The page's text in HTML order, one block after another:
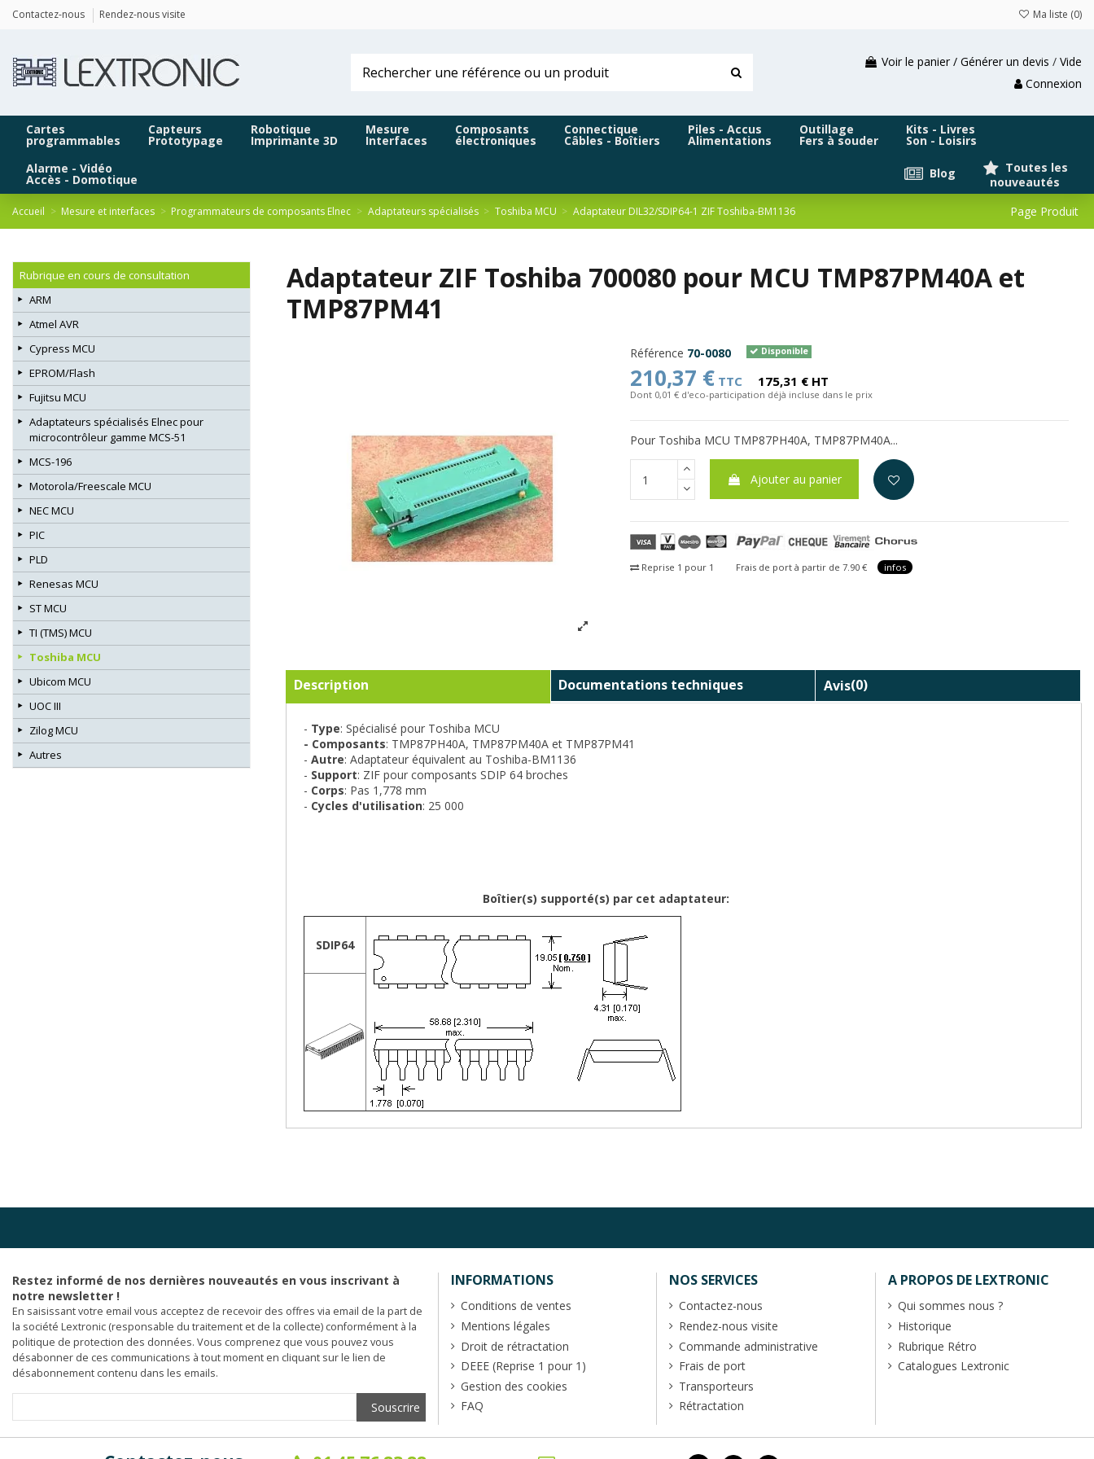
Contactez-nous Rendez-nous visite Ma liste (0)
Voir le panier / Générer un devis / Vide
Connexion
Cartes
programmables
Capteurs
Prototypage
Robotique
Imprimante 3D
Mesure
Interfaces
Composants
électroniques
Connectique
Câbles - Boîtiers
Piles - Accus
Alimentations
Outillage
Fers à souder
Kits - Livres
Son - Loisirs
Alarme - Vidéo
Accès - Domotique
Toutes les
nouveautés
Blog
Accueil Mesure et interfaces Programmateurs de composants Elnec Adaptateurs spécialisés Toshiba MCU Adaptateur DIL32/SDIP64-1 ZIF Toshiba-BM1136 Page Produit
Adaptateur ZIF Toshiba 700080 pour MCU TMP87PM40A et
TMP87PM41
Référence 70-0080 Disponible
210,37 € TTC 175,31 € HT
Dont 0,01 € d'eco-participation déjà incluse dans le prix
Pour Toshiba MCU TMP87PH40A, TMP87PM40A...
Ajouter au panier
Reprise 1 pour 1 Frais de port à partir de 7.90 € infos
Description Documentations techniques Avis(0)
- Type: Spécialisé pour Toshiba MCU
- Composants: TMP87PH40A, TMP87PM40A et TMP87PM41
- Autre: Adaptateur équivalent au Toshiba-BM1136
- Support: ZIF pour composants SDIP 64 broches
- Corps: Pas 1,778 mm
- Cycles d'utilisation: 25 000
Boîtier(s) supporté(s) par cet adaptateur:
SDIP64
Rubrique en cours de consultation
ARM
Atmel AVR
Cypress MCU
EPROM/Flash
Fujitsu MCU
Adaptateurs spécialisés Elnec pour
microcontrôleur gamme MCS-51
MCS-196
Motorola/Freescale MCU
NEC MCU
PIC
PLD
Renesas MCU
ST MCU
TI (TMS) MCU
Toshiba MCU
Ubicom MCU
UOC III
Zilog MCU
Autres
Restez informé de nos dernières nouveautés en vous inscrivant à
notre newsletter !
En saisissant votre email vous acceptez de recevoir des offres via email de la part de
la société Lextronic (responsable du traitement et de la collecte) conformément à la
politique de protection des données. Vous comprenez que vous pouvez vous
désabonner de ces communications à tout moment en cliquant sur le lien de
désabonnement contenu dans les emails.
INFORMATIONS
Conditions de ventes
Mentions légales
Droit de rétractation
DEEE (Reprise 1 pour 1)
Gestion des cookies
FAQ
NOS SERVICES
Contactez-nous
Rendez-nous visite
Commande administrative
Frais de port
Transporteurs
Rétractation
A PROPOS DE LEXTRONIC
Qui sommes nous ?
Historique
Rubrique Rétro
Catalogues Lextronic
Panneau de gestion des cookies